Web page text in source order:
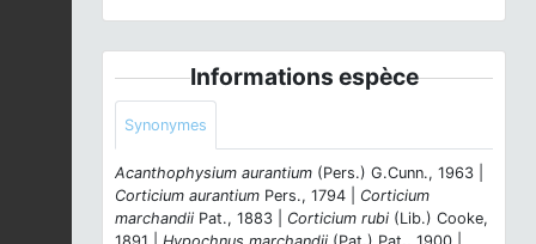
Informations espèce
Synonymes
Acanthophysium aurantium (Pers.) G.Cunn., 1963 |
Corticium aurantium Pers., 1794 | Corticium
marchandii Pat., 1883 | Corticium rubi (Lib.) Cooke,